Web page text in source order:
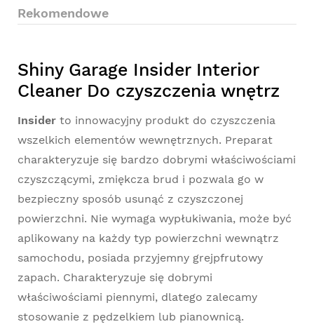
Rekomendowe
Shiny Garage Insider Interior
Cleaner Do czyszczenia wnętrz
Insider to innowacyjny produkt do czyszczenia
wszelkich elementów wewnętrznych. Preparat
charakteryzuje się bardzo dobrymi właściwościami
czyszczącymi, zmiękcza brud i pozwala go w
bezpieczny sposób usunąć z czyszczonej
powierzchni. Nie wymaga wypłukiwania, może być
aplikowany na każdy typ powierzchni wewnątrz
samochodu, posiada przyjemny grejpfrutowy
zapach. Charakteryzuje się dobrymi
właściwościami piennymi, dlatego zalecamy
stosowanie z pędzelkiem lub pianownicą.